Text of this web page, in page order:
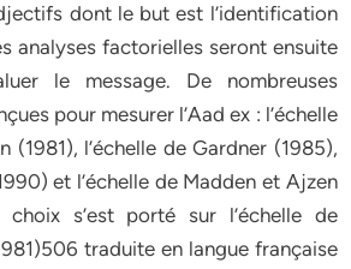
dont le but est l’identification
analyses factorielles seront ensuite
le message. De nombreuses
pour mesurer l’Aad ex : l’échelle
(1981), l’échelle de Gardner (1985),
et l’échelle de Madden et Ajzen
s’est porté sur l’échelle de
traduite en langue française